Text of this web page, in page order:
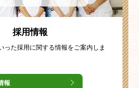
採用情報
った採用に関する情報をご案内しま
報